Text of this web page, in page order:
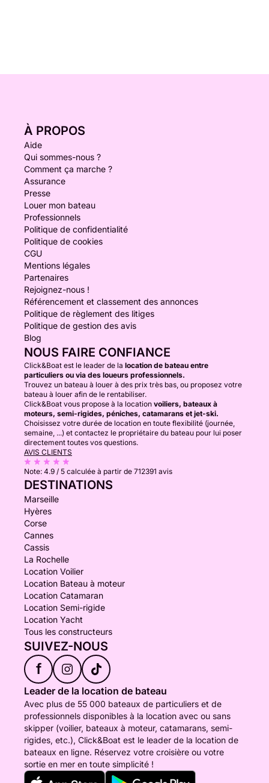
À PROPOS
Aide
Qui sommes-nous ?
Comment ça marche ?
Assurance
Presse
Louer mon bateau
Professionnels
Politique de confidentialité
Politique de cookies
CGU
Mentions légales
Partenaires
Rejoignez-nous !
Référencement et classement des annonces
Politique de règlement des litiges
Politique de gestion des avis
Blog
NOUS FAIRE CONFIANCE
Click&Boat est le leader de la location de bateau entre
particuliers ou via des loueurs professionnels.
Trouvez un bateau à louer à des prix très bas, ou proposez votre
bateau à louer afin de le rentabiliser.
Click&Boat vous propose à la location voiliers, bateaux à
moteurs, semi-rigides, péniches, catamarans et jet-ski.
Choisissez votre durée de location en toute flexibilité (journée,
semaine, ...) et contactez le propriétaire du bateau pour lui poser
directement toutes vos questions.
AVIS CLIENTS
Note: 4.9 / 5 calculée à partir de 712391 avis
DESTINATIONS
Marseille
Hyères
Corse
Cannes
Cassis
La Rochelle
Location Voilier
Location Bateau à moteur
Location Catamaran
Location Semi-rigide
Location Yacht
Tous les constructeurs
SUIVEZ-NOUS
f
Leader de la location de bateau
Avec plus de 55 000 bateaux de particuliers et de
professionnels disponibles à la location avec ou sans
skipper (voilier, bateaux à moteur, catamarans, semi-
rigides, etc.), Click&Boat est le leader de la location de
bateaux en ligne. Réservez votre croisière ou votre
sortie en mer en toute simplicité !